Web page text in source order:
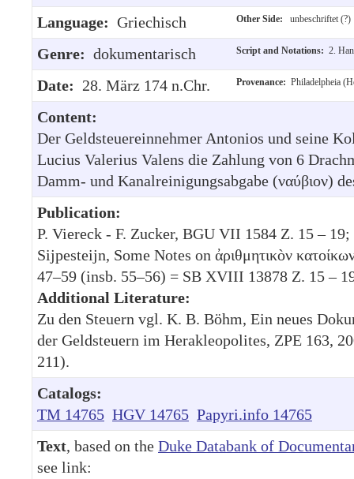
Language: Griechisch Other Side: unbeschriftet (?)
Genre: dokumentarisch Script and Notations: 2.
Date: 28. März 174 n.Chr. Provenance: Philadelpheia
Content:
Der Geldsteuereinnehmer Antonios und seine
Lucius Valerius Valens die Zahlung von 6
Damm- und Kanalreinigungsabgabe (ναύβιον)
Publication:
P. Viereck - F. Zucker, BGU VII 1584 Z. 15 – 19;
Sijpesteijn, Some Notes on ἀριθμητικòν
47–59 (insb. 55–56) = SB XVIII 13878 Z. 15 –
Additional Literature:
Zu den Steuern vgl. K. B. Böhm, Ein neues
der Geldsteuern im Herakleopolites, ZPE 163,
211).
Catalogs:
TM 14765 HGV 14765 Papyri.info 14765
Text, based on the Duke Databank of
see link: